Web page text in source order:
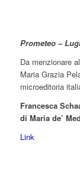
Prometeo –
Da menzionare
Maria Grazia
microeditoria
Francesca
di Maria de’
Link